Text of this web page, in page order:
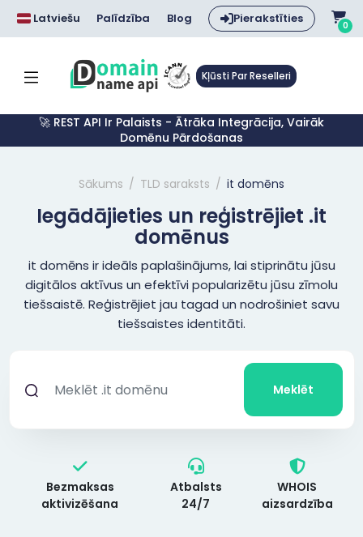
Latviešu Palīdzība Blog Pierakstīties 0
Kļūsti Par Reselleri
🚀 REST API Ir Palaists - Ātrāka Integrācija, Vairāk
Domēnu Pārdošanas
Sākums TLD saraksts it domēns
Iegādājieties un reģistrējiet .it
domēnus
it domēns ir ideāls paplašinājums, lai stiprinātu jūsu
digitālos aktīvus un efektīvi popularizētu jūsu zīmolu
tiešsaistē. Reģistrējiet jau tagad un nodrošiniet savu
tiešsaistes identitāti.
Meklēt
Bezmaksas
aktivizēšana
Atbalsts
24/7
WHOIS
aizsardzība